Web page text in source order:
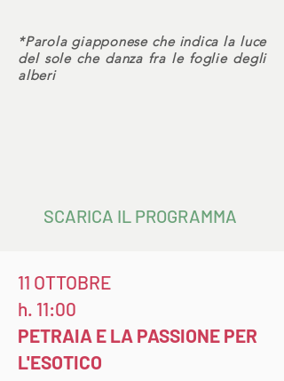
*Parola giapponese che indica la luce
del sole che danza fra le foglie degli
alberi
SCARICA IL PROGRAMMA
11 OTTOBRE
h. 11:00
PETRAIA E LA PASSIONE PER
L'ESOTICO